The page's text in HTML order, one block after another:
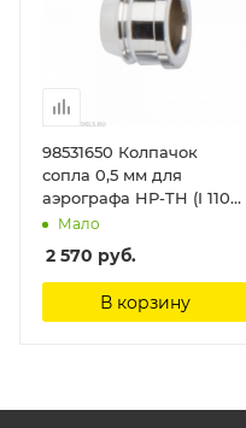
98531650 Колпачок
сопла 0,5 мм для
аэрографа HP-TH (I 110
6) Anest Iwata
Мало
2 570 руб.
В корзину